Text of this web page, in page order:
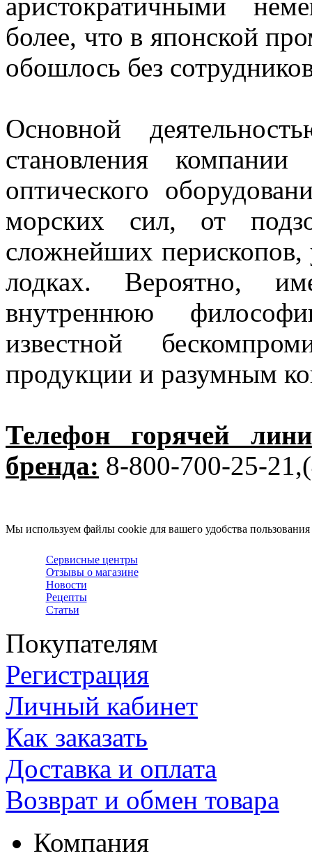
аристократичными
более, что в японской
обошлось без
Основной
становления
оптического
морских сил, от
сложнейших перископов,
лодках. Вероятно,
внутреннюю
известной
продукции и разумным
Телефон горячей
бренда: 8-800-700-25-
Мы используем файлы cookie для вашего удобства
Сервисные центры
Отзывы о магазине
Новости
Рецепты
Статьи
Покупателям
Регистрация
Личный кабинет
Как заказать
Доставка и оплата
Возврат и обмен товара
Компания